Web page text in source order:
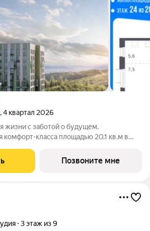
, 4 квартал 2026
жизни с заботой о будущем.
комфорт-класса площадью 20.1 кв.м в
125".В варианте без отделки мы
дверь,
Позвоните мне
3 этаж из 9